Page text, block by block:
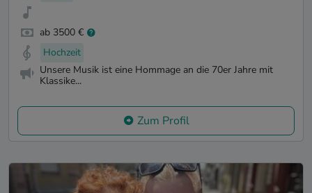
ab 3500 €
Hochzeit
Unsere Musik ist eine Hommage an die 70er Jahre mit
Klassike...
Zum Profil